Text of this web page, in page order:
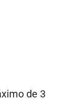
de 3